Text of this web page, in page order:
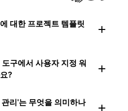
대한 프로젝트 템플릿
구에서 사용자 지정 워
?
리'는 무엇을 의미하나